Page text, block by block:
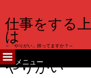
仕事をする
は
～「やりがい」持ってますか？～
メニュー
やりがい